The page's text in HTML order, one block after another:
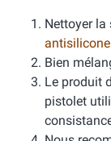
Nettoyer la
antisilicone
Bien
Le produit
pistolet